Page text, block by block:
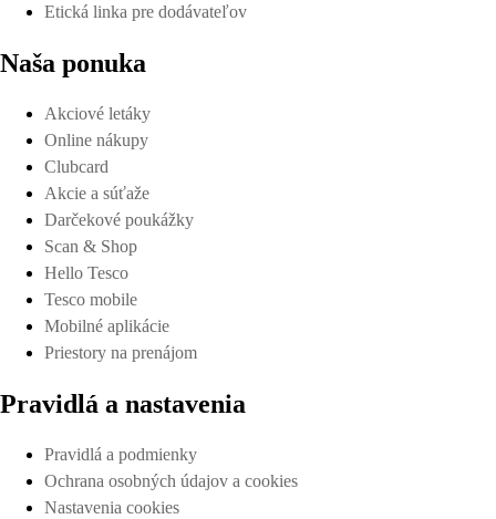
Etická linka pre dodávateľov
Naša ponuka
Akciové letáky
Online nákupy
Clubcard
Akcie a súťaže
Darčekové poukážky
Scan & Shop
Hello Tesco
Tesco mobile
Mobilné aplikácie
Priestory na prenájom
Pravidlá a nastavenia
Pravidlá a podmienky
Ochrana osobných údajov a cookies
Nastavenia cookies